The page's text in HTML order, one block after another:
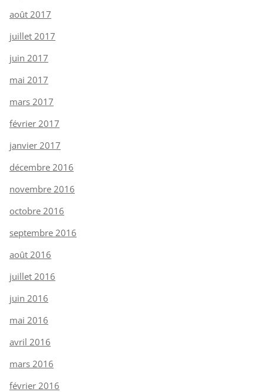
août 2017
juillet 2017
juin 2017
mai 2017
mars 2017
février 2017
janvier 2017
décembre 2016
novembre 2016
octobre 2016
septembre 2016
août 2016
juillet 2016
juin 2016
mai 2016
avril 2016
mars 2016
février 2016